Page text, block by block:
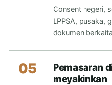
Consent negeri,
LPPSA, pusaka,
dokumen
05
Pemasaran
meyakinkan